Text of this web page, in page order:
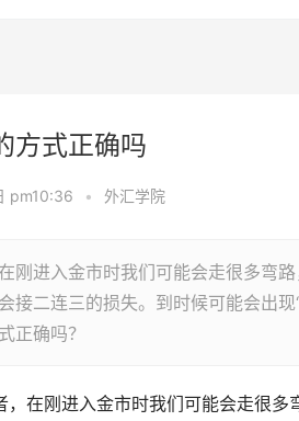
方式正确吗
pm10:36 • 外汇学院
刚进入金市时我们可能会走很多弯
接二连三的损失。到时候可能会出
正确吗？
，在刚进入金市时我们可能会走很